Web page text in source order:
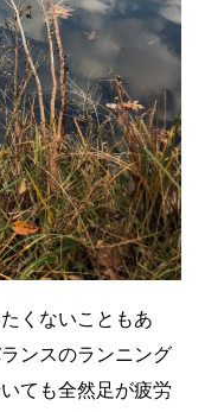
くないこともあ
ンスのランニング
ても全然足が疲労